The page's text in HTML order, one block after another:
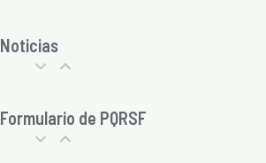
Noticias
Formulario de PQRSF